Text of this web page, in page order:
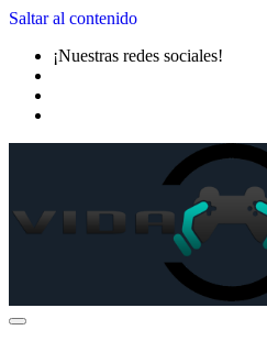
Saltar al contenido
¡Nuestras redes sociales!